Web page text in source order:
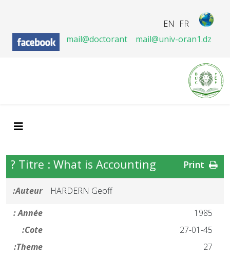
FR
EN
mail@doctorant
mail@univ-oran1.dz
Titre : What is Accounting ?
Auteur:
HARDERN Geoff
Année :
1985
Cote:
27-01-45
Theme:
27